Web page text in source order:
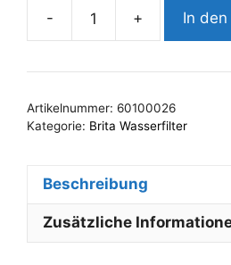
-
BRITA
Quell
1200
Menge
+ In
Artikelnummer: 60100026
Kategorie: Brita Wasserfilter
Beschreibung
Zusätzliche